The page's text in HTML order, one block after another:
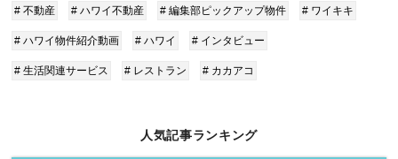
# 不動産 # ハワイ不動産 # 編集部ピックアップ物件 # ワイキキ
# ハワイ物件紹介動画 # ハワイ # インタビュー
# 生活関連サービス # レストラン # カカアコ
人気記事ランキング